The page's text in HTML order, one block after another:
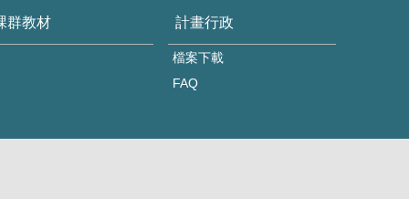
群教材 計畫行政
檔案下載
FAQ